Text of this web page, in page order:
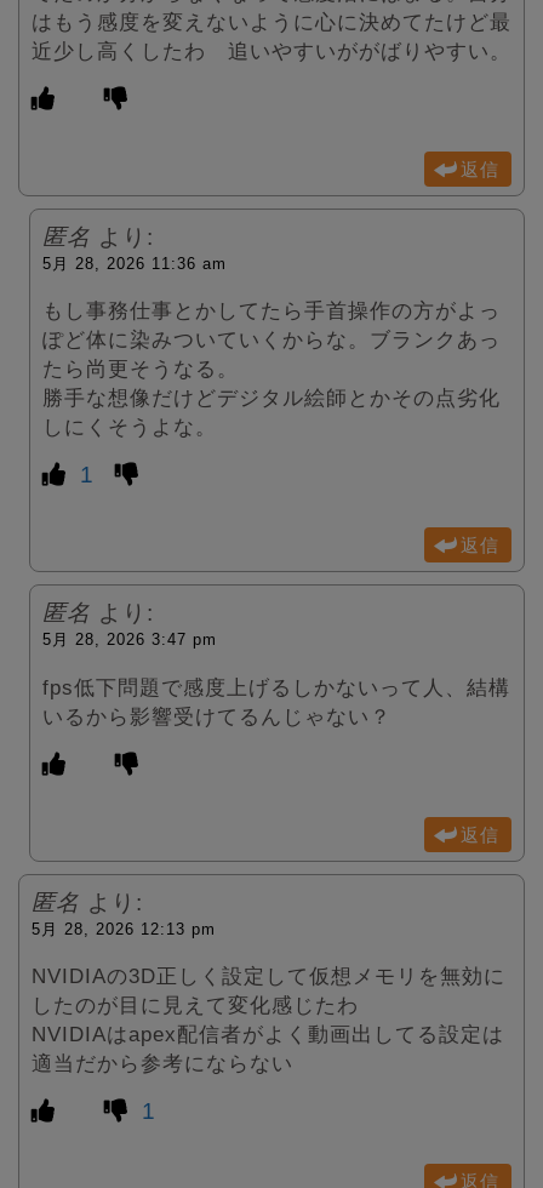
はもう感度を変えないように心に決めてたけど最
近少し高くしたわ 追いやすいががばりやすい。
返信
匿名 より:
5月 28, 2026 11:36 am
もし事務仕事とかしてたら手首操作の方がよっ
ぽど体に染みついていくからな。ブランクあっ
たら尚更そうなる。
勝手な想像だけどデジタル絵師とかその点劣化
しにくそうよな。
1
返信
匿名 より:
5月 28, 2026 3:47 pm
fps低下問題で感度上げるしかないって人、結構
いるから影響受けてるんじゃない？
返信
匿名 より:
5月 28, 2026 12:13 pm
NVIDIAの3D正しく設定して仮想メモリを無効に
したのが目に見えて変化感じたわ
NVIDIAはapex配信者がよく動画出してる設定は
適当だから参考にならない
1
返信